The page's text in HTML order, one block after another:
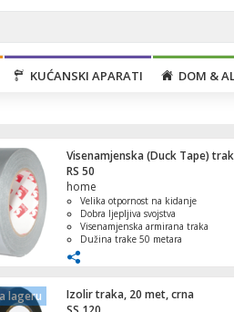
KUĆANSKI APARATI DOM &
Visenamjenska (Duck Tape)
RS 50
home
Velika otpornost na kidanje
Dobra ljepljiva svojstva
Visenamjenska armirana traka
Dužina trake 50 metara
lageru
Izolir traka, 20 met, crna